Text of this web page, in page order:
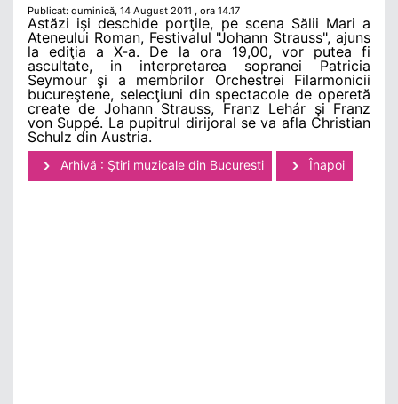
Publicat: duminică, 14 August 2011 , ora 14.17
Astăzi işi deschide porţile, pe scena Sălii Mari a
Ateneului Roman, Festivalul "Johann Strauss", ajuns
la ediţia a X-a. De la ora 19,00, vor putea fi
ascultate, in interpretarea sopranei Patricia
Seymour şi a membrilor Orchestrei Filarmonicii
bucureştene, selecţiuni din spectacole de operetă
create de Johann Strauss, Franz Lehár şi Franz
von Suppé. La pupitrul dirijoral se va afla Christian
Schulz din Austria.
Arhivă : Ştiri muzicale din Bucuresti Înapoi